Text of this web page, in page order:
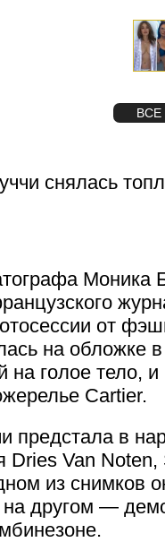
ВСЕ
снялась
Моника
от
на обложке
на голое тело,
Cartier.
предстала в
Van Noten,
из снимков
на другом —